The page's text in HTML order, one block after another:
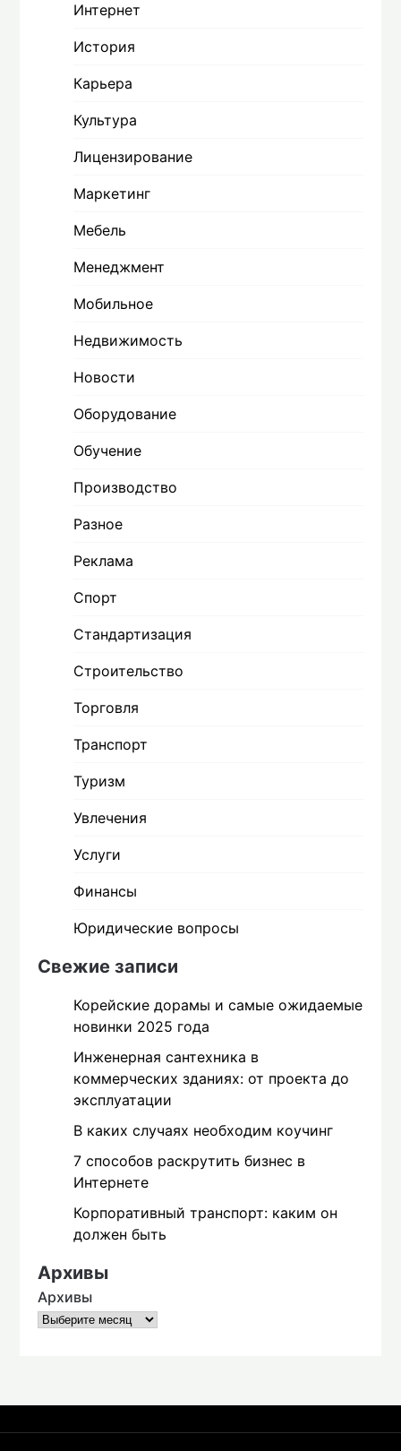
Интернет
История
Карьера
Культура
Лицензирование
Маркетинг
Мебель
Менеджмент
Мобильное
Недвижимость
Новости
Оборудование
Обучение
Производство
Разное
Реклама
Спорт
Стандартизация
Строительство
Торговля
Транспорт
Туризм
Увлечения
Услуги
Финансы
Юридические вопросы
Свежие записи
Корейские дорамы и самые ожидаемые
новинки 2025 года
Инженерная сантехника в
коммерческих зданиях: от проекта до
эксплуатации
В каких случаях необходим коучинг
7 способов раскрутить бизнес в
Интернете
Корпоративный транспорт: каким он
должен быть
Архивы
Архивы